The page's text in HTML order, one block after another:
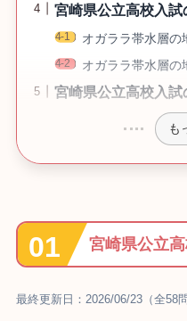
宮崎県公立高校入試
オガララ帯水層の
オガララ帯水層の
宮崎県公立高校入
も
宮崎県公立
最終更新日：2026/06/23（全58